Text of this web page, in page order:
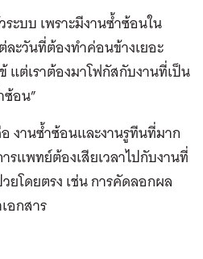
ระบบ เพราะมีงานซ้ำซ้อนใน
ะวันที่ต้องทำค่อนข้างเยอะ
แต่เราต้องมาโฟกัสกับงานที่เป็น
อน”
านซ้ำซ้อนและงานรูทีนที่มาก
รแพทย์ต้องเสียเวลาไปกับงานที่
ยโดยตรง เช่น การคัดลอกผล
อกสาร